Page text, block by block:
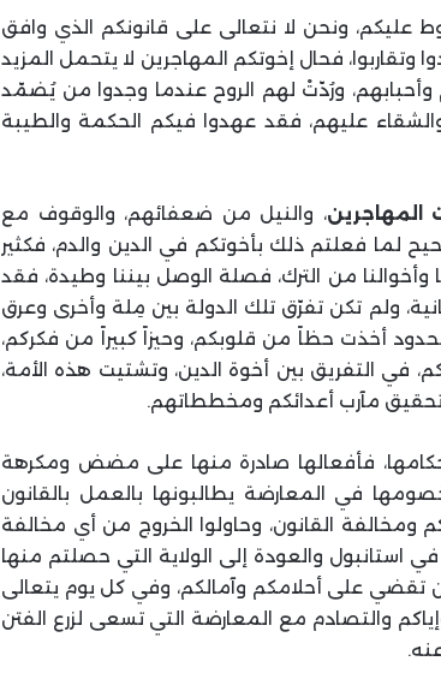
عليكم، ونحن لا نتعالى على قانونكم الذي وافق
فحال إخوتكم المهاجرين لا يتحمل المزيد
ورُدّتْ لهم الروح عندما وجدوا من يُضمّد
والشقاء عليهم، فقد عهدوا فيكم الحكمة والطيبة
المهاجرين، والنيل من ضعفائهم، والوقوف مع
لما فعلتم ذلك بأخوتكم في الدين والدم، فكثير
وأخوالنا من الترك، فصلة الوصل بيننا وطيدة، فقد
ولم تكن تفرّق تلك الدولة بين مِلة وأخرى وعرق
أخذت حظاً من قلوبكم، وحيزاً كبيراً من فكركم،
في التفريق بين أخوة الدين، وتشتيت هذه الأمة،
مآرب أعدائكم ومخططاتهم.
فأفعالها صادرة منها على مضض ومكرهة
في المعارضة يطالبونها بالعمل بالقانون
ومخالفة القانون، وحاولوا الخروج من أي مخالفة
والعودة إلى الولاية التي حصلتم منها
تقضي على أحلامكم وآمالكم، وفي كل يوم يتعالى
والتصادم مع المعارضة التي تسعى لزرع الفتن